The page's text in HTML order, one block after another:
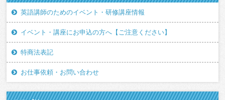
英語講師のためのイベント・研修講座情報
イベント・講座にお申込の方へ【ご注意ください】
特商法表記
お仕事依頼・お問い合わせ